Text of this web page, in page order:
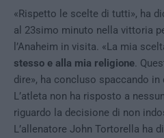
«Rispetto le scelte di tutti», ha
al 23simo minuto nella vittoria
l’Anaheim in visita. «La mia
stesso e alla mia religione .
dire», ha concluso spaccando in
L’atleta non ha risposto a
riguardo la decisione di non
L’allenatore John Tortorella ha